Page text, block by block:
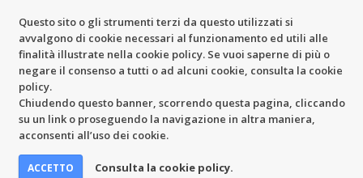
Questo sito o gli strumenti terzi da questo utilizzati si
avvalgono di cookie necessari al funzionamento ed utili alle
finalità illustrate nella cookie policy. Se vuoi saperne di più o
negare il consenso a tutti o ad alcuni cookie, consulta la cookie
policy.
Chiudendo questo banner, scorrendo questa pagina, cliccando
su un link o proseguendo la navigazione in altra maniera,
acconsenti all’uso dei cookie.
Consulta la cookie policy.